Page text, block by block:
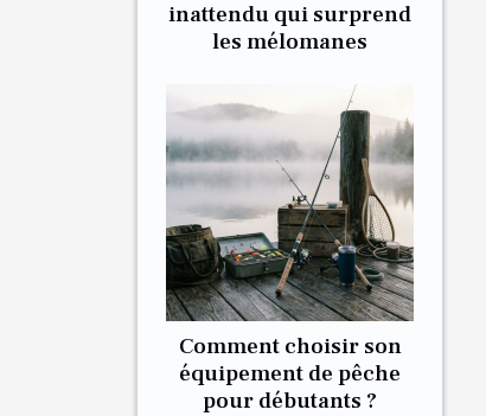
inattendu qui surprend
les mélomanes
Comment choisir son
équipement de pêche
pour débutants ?